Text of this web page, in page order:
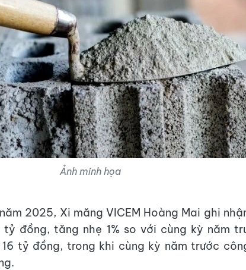
Ảnh minh họa
2025, Xi măng VICEM Hoàng Mai ghi
tỷ đồng, tăng nhẹ 1% so với cùng kỳ năm
tỷ đồng, trong khi cùng kỳ năm trước